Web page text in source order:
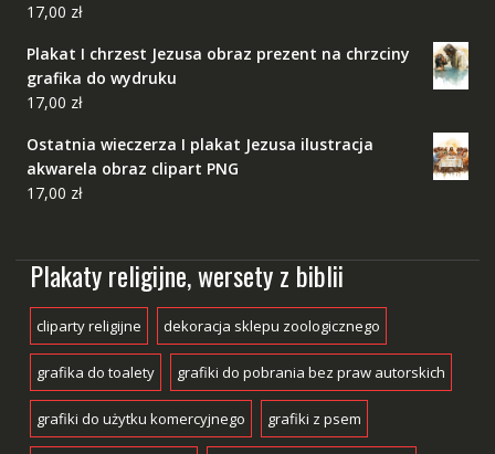
17,00 zł
Plakat I chrzest Jezusa obraz prezent na chrzciny
grafika do wydruku
17,00 zł
Ostatnia wieczerza I plakat Jezusa ilustracja
akwarela obraz clipart PNG
17,00 zł
Plakaty religijne, wersety z biblii
cliparty religijne dekoracja sklepu zoologicznego
grafika do toalety grafiki do pobrania bez praw autorskich
grafiki do użytku komercyjnego grafiki z psem